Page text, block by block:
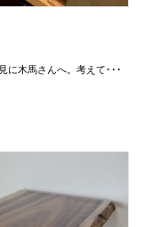
に木馬さんへ。考えて･･･